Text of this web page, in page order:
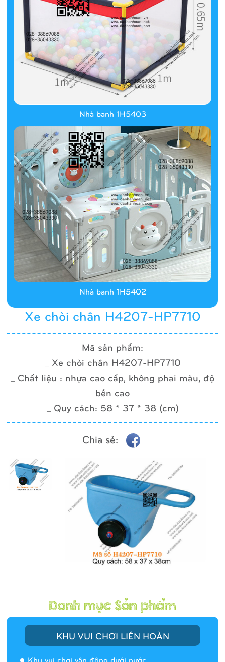
KHU VUI CHƠI LIÊN HOÀN
Khu vui chơi vận động dưới nước
Xe chòi chân H4207-HP7710
Mã sản phẩm:
_ Xe chòi chân H4207-HP7710
_ Chất liệu : nhựa cao cấp, không phai màu, độ
bền cao
_ Quy cách: 58 * 37 * 38 (cm)
Chia sẻ:
Nhà banh 1H5403
Nhà banh 1H5402